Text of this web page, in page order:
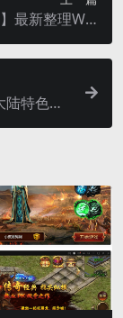
最新整理Win
安卓苹果双端
陆特色
+修仙